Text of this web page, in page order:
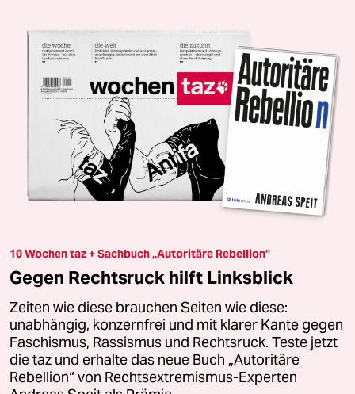
10 Wochen taz + Sachbuch „Autoritäre Rebellion“
Gegen Rechtsruck hilft Linksblick
Zeiten wie diese brauchen Seiten wie diese:
unabhängig, konzernfrei und mit klarer Kante gegen
Faschismus, Rassismus und Rechtsruck. Teste jetzt
die taz und erhalte das neue Buch „Autoritäre
Rebellion“ von Rechtsextremismus-Experten